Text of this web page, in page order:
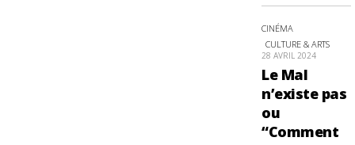
CINÉMA
CULTURE & ARTS
28 AVRIL 2024
Le Mal
n’existe pas
ou
“Comment